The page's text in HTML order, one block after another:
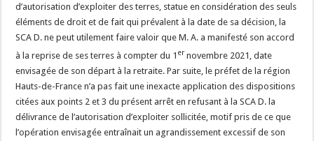
d’autorisation d’exploiter des terres, statue en considération des seuls
éléments de droit et de fait qui prévalent à la date de sa décision, la
SCA D. ne peut utilement faire valoir que M. A. a manifesté son accord
à la reprise de ses terres à compter du 1 er novembre 2021, date
envisagée de son départ à la retraite. Par suite, le préfet de la région
Hauts-de-France n’a pas fait une inexacte application des dispositions
citées aux points 2 et 3 du présent arrêt en refusant à la SCA D. la
délivrance de l’autorisation d’exploiter sollicitée, motif pris de ce que
l’opération envisagée entraînait un agrandissement excessif de son